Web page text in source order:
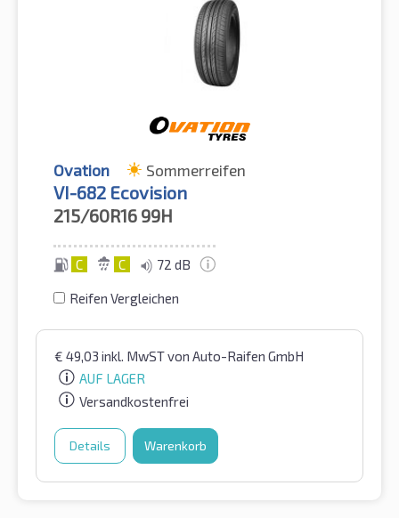
Ovation Sommerreifen
VI-682 Ecovision
215/60R16 99H
C C 72 dB
Reifen Vergleichen
€ 49,03 inkl. MwSTvon Auto-Raifen GmbH
AUF LAGER
Versandkostenfrei
Details Warenkorb